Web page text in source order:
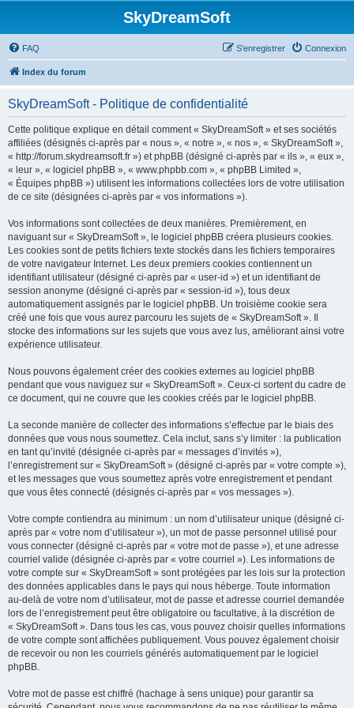
SkyDreamSoft
FAQ Connexion
S’enregistrer
Index du forum
SkyDreamSoft - Politique de confidentialité
Cette politique explique en détail comment « SkyDreamSoft » et ses sociétés
affiliées (désignés ci-après par « nous », « notre », « nos », « SkyDreamSoft »,
« http://forum.skydreamsoft.fr ») et phpBB (désigné ci-après par « ils », « eux »,
« leur », « logiciel phpBB », « www.phpbb.com », « phpBB Limited »,
« Équipes phpBB ») utilisent les informations collectées lors de votre utilisation
de ce site (désignées ci-après par « vos informations »).
Vos informations sont collectées de deux manières. Premièrement, en
naviguant sur « SkyDreamSoft », le logiciel phpBB créera plusieurs cookies.
Les cookies sont de petits fichiers texte stockés dans les fichiers temporaires
de votre navigateur Internet. Les deux premiers cookies contiennent un
identifiant utilisateur (désigné ci-après par « user-id ») et un identifiant de
session anonyme (désigné ci-après par « session-id »), tous deux
automatiquement assignés par le logiciel phpBB. Un troisième cookie sera
créé une fois que vous aurez parcouru les sujets de « SkyDreamSoft ». Il
stocke des informations sur les sujets que vous avez lus, améliorant ainsi votre
expérience utilisateur.
Nous pouvons également créer des cookies externes au logiciel phpBB
pendant que vous naviguez sur « SkyDreamSoft ». Ceux-ci sortent du cadre de
ce document, qui ne couvre que les cookies créés par le logiciel phpBB.
La seconde manière de collecter des informations s’effectue par le biais des
données que vous nous soumettez. Cela inclut, sans s’y limiter : la publication
en tant qu’invité (désignée ci-après par « messages d’invités »),
l’enregistrement sur « SkyDreamSoft » (désigné ci-après par « votre compte »),
et les messages que vous soumettez après votre enregistrement et pendant
que vous êtes connecté (désignés ci-après par « vos messages »).
Votre compte contiendra au minimum : un nom d’utilisateur unique (désigné ci-
après par « votre nom d’utilisateur »), un mot de passe personnel utilisé pour
vous connecter (désigné ci-après par « votre mot de passe »), et une adresse
courriel valide (désignée ci-après par « votre courriel »). Les informations de
votre compte sur « SkyDreamSoft » sont protégées par les lois sur la protection
des données applicables dans le pays qui nous héberge. Toute information
au-delà de votre nom d’utilisateur, mot de passe et adresse courriel demandée
lors de l’enregistrement peut être obligatoire ou facultative, à la discrétion de
« SkyDreamSoft ». Dans tous les cas, vous pouvez choisir quelles informations
de votre compte sont affichées publiquement. Vous pouvez également choisir
de recevoir ou non les courriels générés automatiquement par le logiciel
phpBB.
Votre mot de passe est chiffré (hachage à sens unique) pour garantir sa